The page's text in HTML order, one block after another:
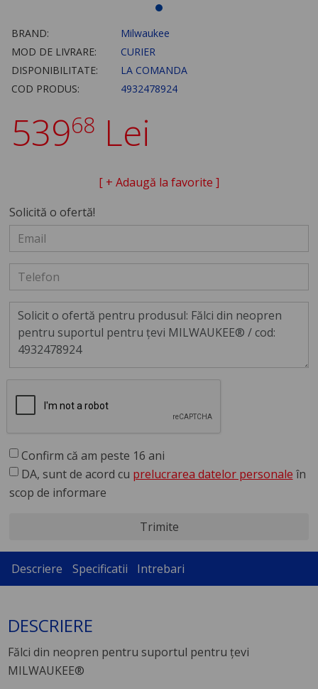
BRAND:
Milwaukee
MOD DE LIVRARE:
CURIER
DISPONIBILITATE:
LA COMANDA
COD PRODUS:
4932478924
53968 Lei
[ + Adaugă la favorite ]
Solicită o ofertă!
Confirm că am peste 16 ani
DA, sunt de acord cu prelucrarea datelor personale în
scop de informare
Trimite
Descriere Specificatii Intrebari
DESCRIERE
Fălci din neopren pentru suportul pentru țevi
MILWAUKEE®